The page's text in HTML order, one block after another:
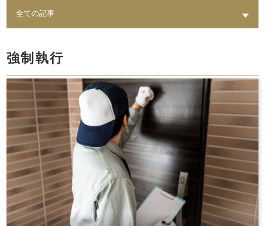
倒壊リスク
セミナー動画配信
家賃対応 水漏れ
費用
AI賃料査定レポート
ペット
統計調査レポート
人気設備 騒音
時効
レポート
スマサテ 管理委託
契約違反
確定申告不要
確定申告
セミナー開催
手数料
立ち退き 節税
法人化
家賃収入
相場 強制執行
確定申告書類
大規模修繕
消費税 保険
自主管理
強制執行